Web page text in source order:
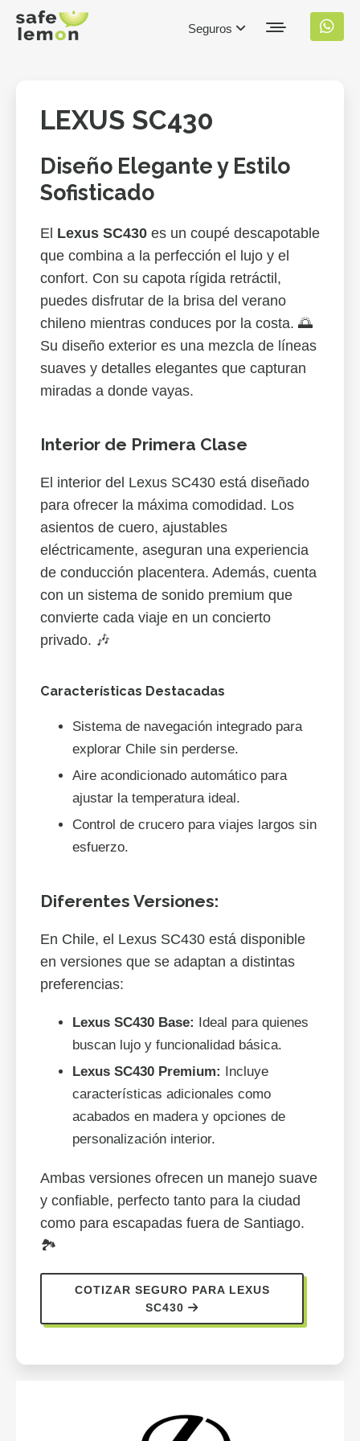
Seguros
LEXUS SC430
Diseño Elegante y Estilo
Sofisticado
El Lexus SC430 es un coupé descapotable
que combina a la perfección el lujo y el
confort. Con su capota rígida retráctil,
puedes disfrutar de la brisa del verano
chileno mientras conduces por la costa. 🌅
Su diseño exterior es una mezcla de líneas
suaves y detalles elegantes que capturan
miradas a donde vayas.
Interior de Primera Clase
El interior del Lexus SC430 está diseñado
para ofrecer la máxima comodidad. Los
asientos de cuero, ajustables
eléctricamente, aseguran una experiencia
de conducción placentera. Además, cuenta
con un sistema de sonido premium que
convierte cada viaje en un concierto
privado. 🎶
Características Destacadas
Sistema de navegación integrado para
explorar Chile sin perderse.
Aire acondicionado automático para
ajustar la temperatura ideal.
Control de crucero para viajes largos sin
esfuerzo.
Diferentes Versiones:
En Chile, el Lexus SC430 está disponible
en versiones que se adaptan a distintas
preferencias:
Lexus SC430 Base: Ideal para quienes
buscan lujo y funcionalidad básica.
Lexus SC430 Premium: Incluye
características adicionales como
acabados en madera y opciones de
personalización interior.
Ambas versiones ofrecen un manejo suave
y confiable, perfecto tanto para la ciudad
como para escapadas fuera de Santiago.
🏞️
COTIZAR SEGURO PARA LEXUS
SC430